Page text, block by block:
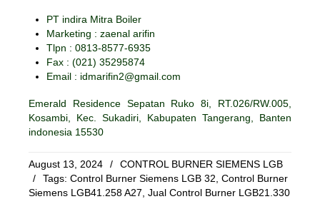
PT indira Mitra Boiler
Marketing : zaenal arifin
Tlpn : 0813-8577-6935
Fax : (021) 35295874
Email : idmarifin2@gmail.com
Emerald Residence Sepatan Ruko 8i, RT.026/RW.005,
Kosambi, Kec. Sukadiri, Kabupaten Tangerang, Banten
indonesia 15530
August 13, 2024 /
CONTROL BURNER SIEMENS LGB
/
Tags: Control Burner Siemens LGB 32 Control Burner
Siemens LGB41.258 A27 Jual Control Burner LGB21.330